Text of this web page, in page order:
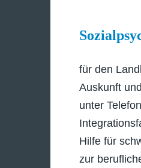
für den
Auskunft
unter
Hilfe für
zur